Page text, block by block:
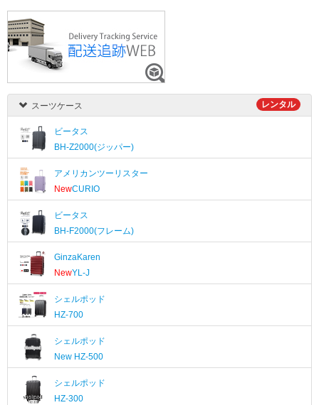
スーツケース レンタル
ビータス
BH-Z2000(ジッパー)
アメリカンツーリスター
NewCURIO
ビータス
BH-F2000(フレーム)
GinzaKaren
NewYL-J
シェルポッド
HZ-700
シェルポッド
New HZ-500
シェルポッド
HZ-300